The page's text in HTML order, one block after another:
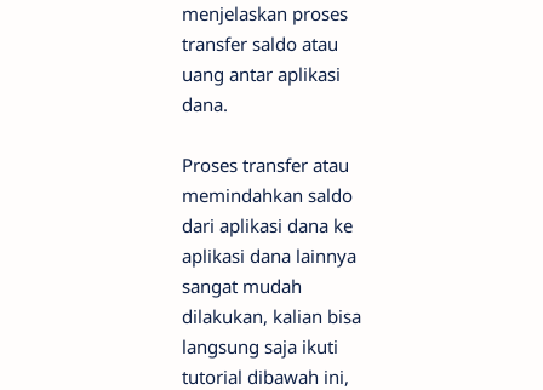
menjelaskan proses
transfer saldo atau
uang antar aplikasi
dana.
Proses transfer atau
memindahkan saldo
dari aplikasi dana ke
aplikasi dana lainnya
sangat mudah
dilakukan, kalian bisa
langsung saja ikuti
tutorial dibawah ini,